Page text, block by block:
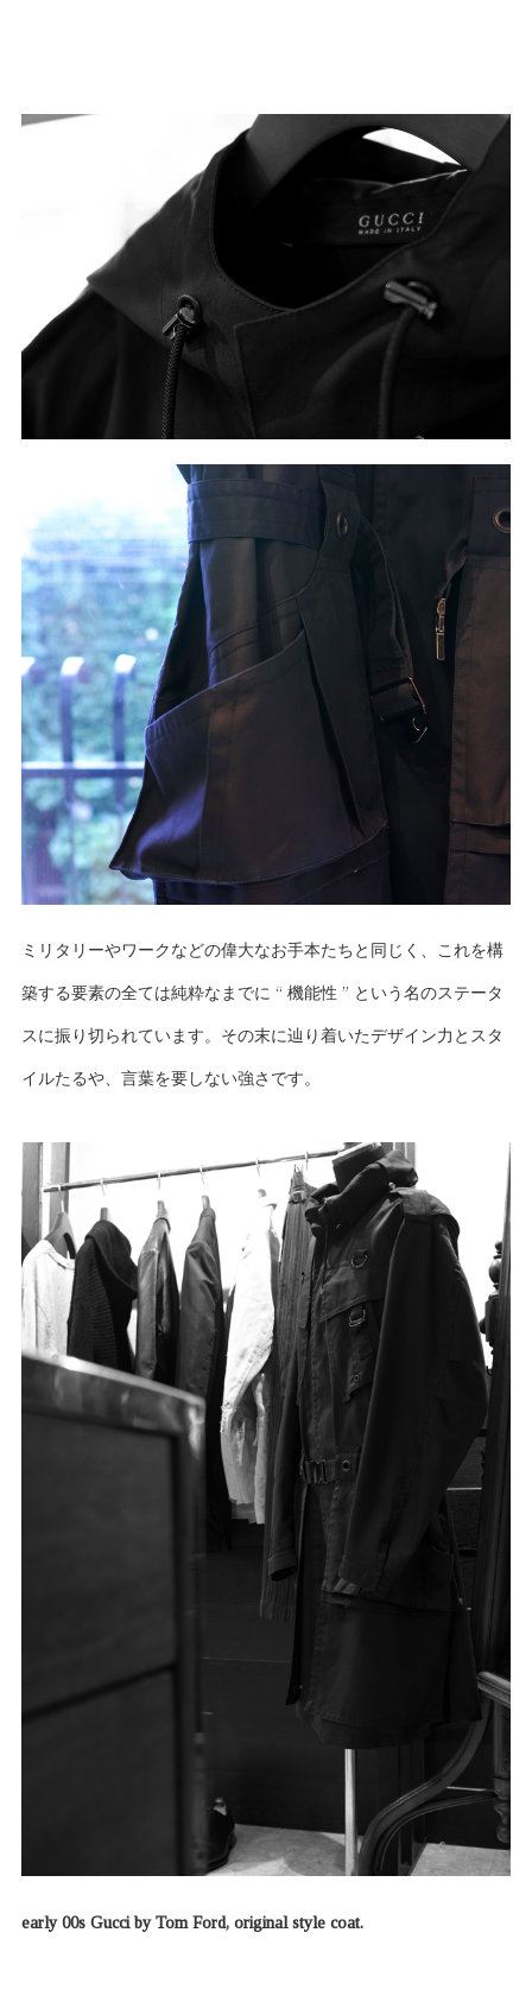
ミリタリーやワークなどの偉大なお手本たちと同じく、これを構
築する要素の全ては純粋なまでに “ 機能性 ” という名のステータ
スに振り切られています。その末に辿り着いたデザイン力とスタ
イルたるや、言葉を要しない強さです。
early 00s Gucci by Tom Ford, original style coat.